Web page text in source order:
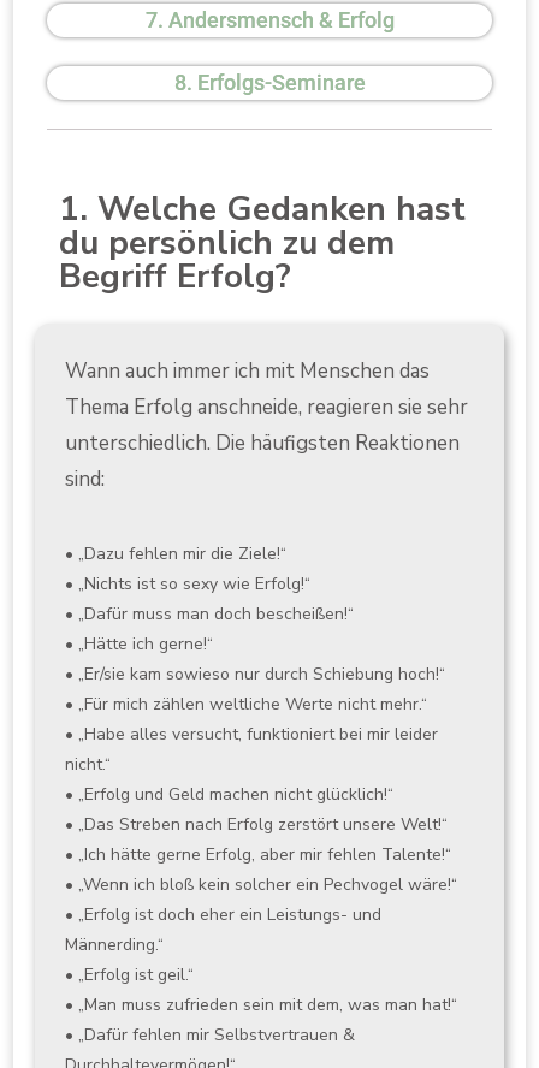
7. Andersmensch & Erfolg
8. Erfolgs-Seminare
1. Welche Gedanken hast
du persönlich zu dem
Begriff Erfolg?
Wann auch immer ich mit Menschen das
Thema Erfolg anschneide, reagieren sie sehr
unterschiedlich. Die häufigsten Reaktionen
sind:
• „Dazu fehlen mir die Ziele!“
• „Nichts ist so sexy wie Erfolg!“
• „Dafür muss man doch bescheißen!“
• „Hätte ich gerne!“
• „Er/sie kam sowieso nur durch Schiebung hoch!“
• „Für mich zählen weltliche Werte nicht mehr.“
• „Habe alles versucht, funktioniert bei mir leider
nicht.“
• „Erfolg und Geld machen nicht glücklich!“
• „Das Streben nach Erfolg zerstört unsere Welt!“
• „Ich hätte gerne Erfolg, aber mir fehlen Talente!“
• „Wenn ich bloß kein solcher ein Pechvogel wäre!“
• „Erfolg ist doch eher ein Leistungs- und
Männerding.“
• „Erfolg ist geil.“
• „Man muss zufrieden sein mit dem, was man hat!“
• „Dafür fehlen mir Selbstvertrauen &